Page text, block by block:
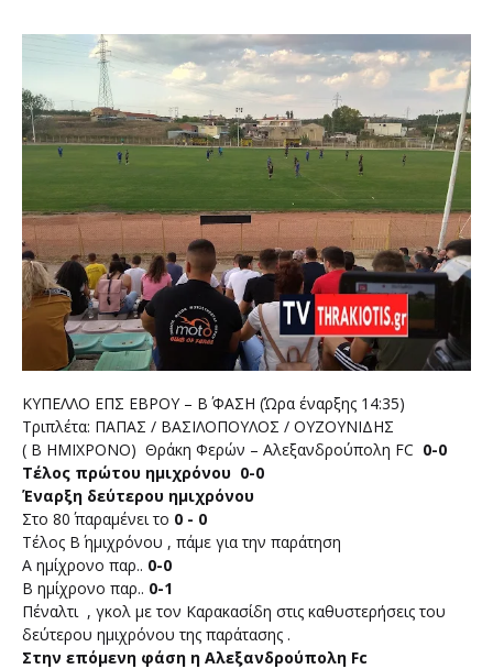
ΚΥΠΕΛΛΟ ΕΠΣ ΕΒΡΟΥ – Β΄ ΦΑΣΗ (Ώρα έναρξης 14:35)
Τριπλέτα: ΠΑΠΑΣ / ΒΑΣΙΛΟΠΟΥΛΟΣ / ΟΥΖΟΥΝΙΔΗΣ
( Β ΗΜΙΧΡΟΝΟ) Θράκη Φερών – Αλεξανδρούπολη FC 0-0
Τέλος πρώτου ημιχρόνου 0-0
Έναρξη δεύτερου ημιχρόνου
Στο 80΄ παραμένει το 0 - 0
Τέλος Β΄ ημιχρόνου , πάμε για την παράτηση
A ημίχρονο παρ.. 0-0
B ημίχρονο παρ.. 0-1
Πέναλτι , γκολ με τον Καρακασίδη στις καθυστερήσεις του
δεύτερου ημιχρόνου της παράτασης .
Στην επόμενη φάση η Αλεξανδρούπολη Fc